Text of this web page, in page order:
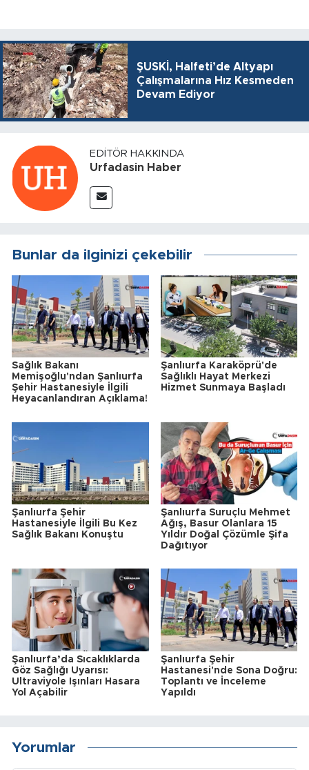
ŞUSKİ, Halfeti’de Altyapı
Çalışmalarına Hız Kesmeden
Devam Ediyor
EDITÖR HAKKINDA
Urfadasin Haber
Bunlar da ilginizi çekebilir
Sağlık Bakanı
Memişoğlu'ndan Şanlıurfa
Şehir Hastanesiyle İlgili
Heyacanlandıran Açıklama!
Şanlıurfa Karaköprü'de
Sağlıklı Hayat Merkezi
Hizmet Sunmaya Başladı
Şanlıurfa Şehir
Hastanesiyle İlgili Bu Kez
Sağlık Bakanı Konuştu
Şanlıurfa Suruçlu Mehmet
Ağış, Basur Olanlara 15
Yıldır Doğal Çözümle Şifa
Dağıtıyor
Şanlıurfa’da Sıcaklıklarda
Göz Sağlığı Uyarısı:
Ultraviyole Işınları Hasara
Yol Açabilir
Şanlıurfa Şehir
Hastanesi'nde Sona Doğru:
Toplantı ve İnceleme
Yapıldı
Yorumlar